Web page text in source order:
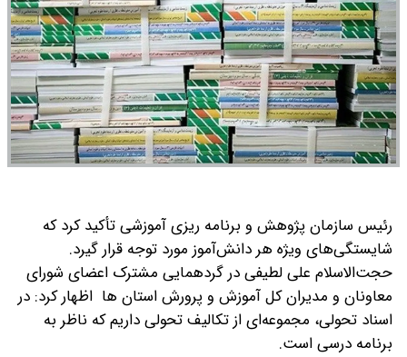
۲۰۷ چند ؟ + جدول
رئیس سازمان پژوهش و برنامه ریزی آموزشی تأکید کرد که
شایستگی‌های ویژه هر دانش‌آموز مورد توجه قرار گیرد.
حجت‌الاسلام علی لطیفی در گردهمایی مشترک اعضای شورای
معاونان و مدیران کل آموزش و پرورش استان ها اظهار کرد: در
اسناد تحولی، مجموعه‌ای از تکالیف تحولی داریم که ناظر به
برنامه درسی است.